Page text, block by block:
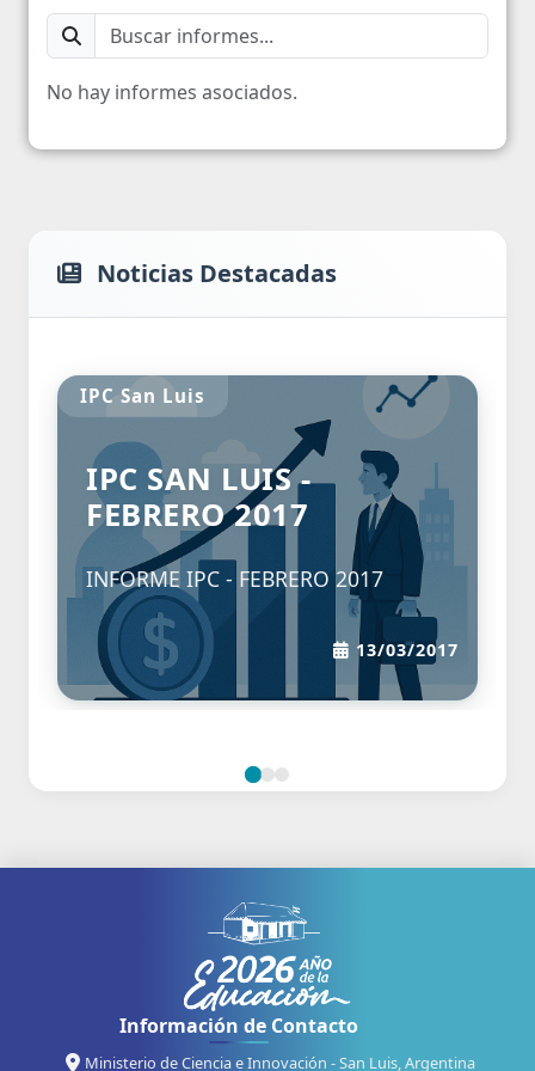
No hay informes asociados.
Noticias Destacadas
San Luis
SAN LUIS -
2017
IPC - FEBRERO 2017
13/03/2017
Información de Contacto
Ministerio de Ciencia e Innovación - San Luis, Argentina